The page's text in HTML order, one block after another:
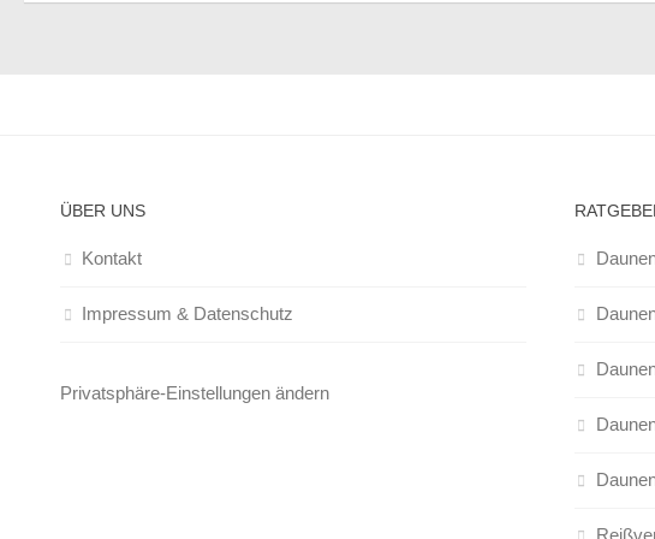
ÜBER UNS
Kontakt
Impressum & Datenschutz
Privatsphäre-Einstellungen ändern